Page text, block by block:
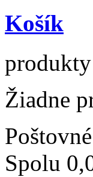
Košík
produkty
Žiadne
Poštovné
Spolu